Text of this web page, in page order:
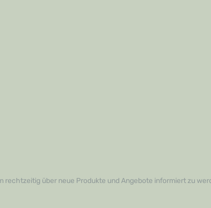
über neue Produkte und Angebote informiert zu